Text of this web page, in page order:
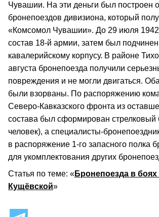
Чувашии. На эти деньги был построен
бронепоездов дивизиона, который
«Комсомол Чувашии». До 29 июля 1942
состав 18-й армии, затем был
кавалерийскому корпусу. В районе
августа бронепоезда получили
повреждения и не могли двигаться.
были взорваны. По распоряжению
Северо-Кавказского фронта из
состава был сформирован стрелковый
человек), а специалисты-
в распоряжение 1-го запасного полка
для укомплектования других
Статья по теме: «Бронепоезда в
Кущёвской»